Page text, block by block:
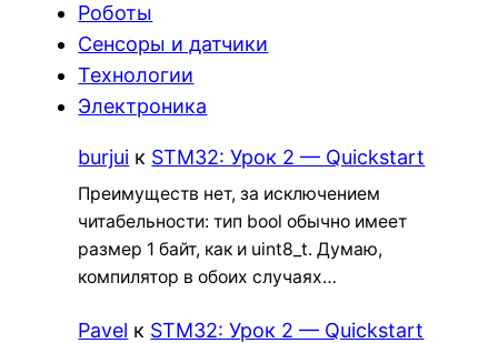
Роботы
Сенсоры и датчики
Технологии
Электроника
burjui к STM32: Урок 2 — Quickstart
Преимуществ нет, за исключением
читабельности: тип bool обычно имеет
размер 1 байт, как и uint8_t. Думаю,
компилятор в обоих случаях…
Pavel к STM32: Урок 2 — Quickstart